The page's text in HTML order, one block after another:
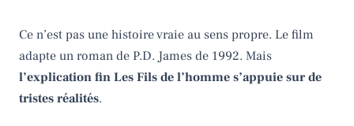
Ce n’est pas une histoire vraie au sens propre. Le film
adapte un roman de P.D. James de 1992. Mais
l’explication fin Les Fils de l’homme s’appuie sur de
tristes réalités.